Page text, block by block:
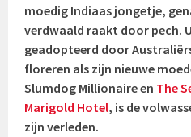
moedig Indiaas jongetje,
verdwaald raakt door pech.
geadopteerd door
floreren als zijn nieuwe
Slumdog Millionaire en The
Marigold Hotel, is de
zijn verleden.